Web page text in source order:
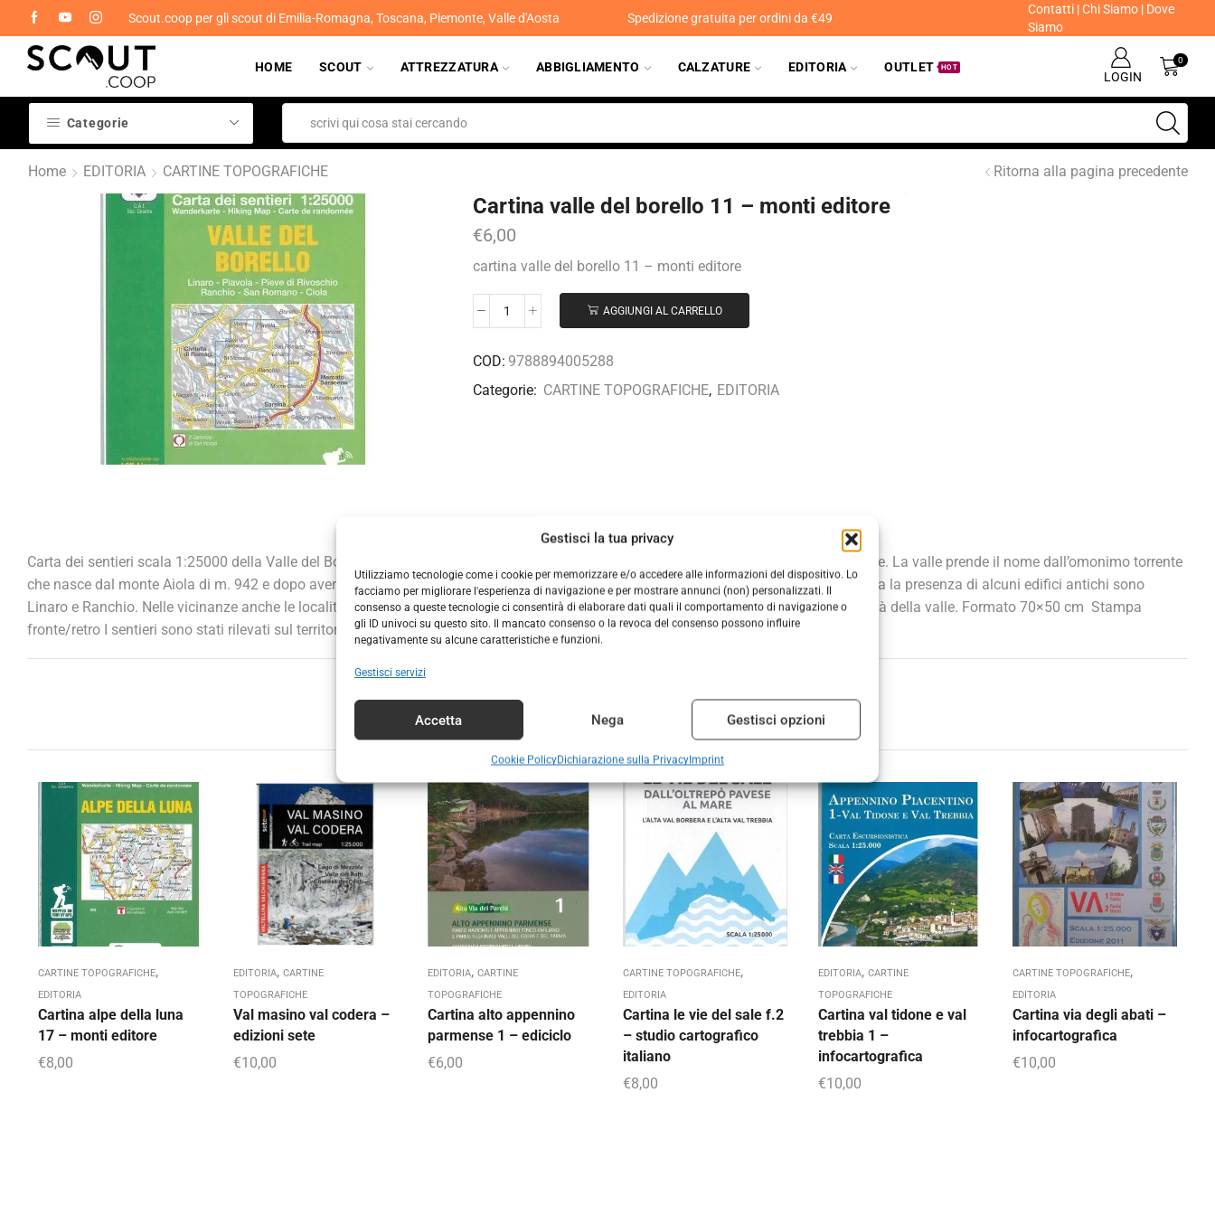
Gestisci la tua privacy
Utilizziamo tecnologie come i cookie per memorizzare e/o accedere alle informazioni del dispositivo. Lo
facciamo per migliorare l'esperienza di navigazione e per mostrare annunci (non) personalizzati. Il
consenso a queste tecnologie ci consentirà di elaborare dati quali il comportamento di navigazione o
gli ID univoci su questo sito. Il mancato consenso o la revoca del consenso possono influire
negativamente su alcune caratteristiche e funzioni.
Gestisci servizi
Accetta Nega Gestisci opzioni
Cookie PolicyDichiarazione sulla PrivacyImprint
Scout.coop per gli scout di Emilia-Romagna, Toscana, Piemonte, Valle d'Aosta Spedizione gratuita per ordini da €49
Contatti|Chi Siamo| Dove
Siamo
HOME SCOUT ATTREZZATURA ABBIGLIAMENTO CALZATURE EDITORIA OUTLET HOT
LOGIN
0
Categorie
Home EDITORIA CARTINE TOPOGRAFICHE Ritorna alla pagina precedente
Cartina valle del borello 11 – monti editore
€6,00
cartina valle del borello 11 – monti editore
AGGIUNGI AL CARRELLO
COD: 9788894005288
Categorie: CARTINE TOPOGRAFICHE, EDITORIA
Carta dei sentieri scala 1:25000 della Valle del Borello. Riporta itinerari escursionistici a piedi nonchè per appassionati di mountain bike. La valle prende il nome dall’omonimo torrente
che nasce dal monte Aiola di m. 942 e dopo avere percorso 30 km. si getta nel Savio. Altri piccoli centri interessanti per quanto riguarda la presenza di alcuni edifici antichi sono
Linaro e Ranchio. Nelle vicinanze anche le località di Piavola, Pieve Rivoschio, San Romano e Ciola giacciono immerse nella tranquillità della valle. Formato 70×50 cm  Stampa
fronte/retro I sentieri sono stati rilevati sul territorio con apparecchiatura satellitare GPS. ISBN ISBN 9788894005288
Prodotti correlati
CARTINE TOPOGRAFICHE,
EDITORIA
Cartina alpe della luna
17 – monti editore
€8,00
EDITORIA, CARTINE
TOPOGRAFICHE
Val masino val codera –
edizioni sete
€10,00
EDITORIA,CARTINE
TOPOGRAFICHE
Cartina alto appennino
parmense 1 – ediciclo
€6,00
CARTINE TOPOGRAFICHE,
EDITORIA
Cartina le vie del sale f.2
– studio cartografico
italiano
€8,00
EDITORIA, CARTINE
TOPOGRAFICHE
Cartina val tidone e val
trebbia 1 –
infocartografica
€10,00
CARTINE TOPOGRAFICHE,
EDITORIA
Cartina via degli abati –
infocartografica
€10,00